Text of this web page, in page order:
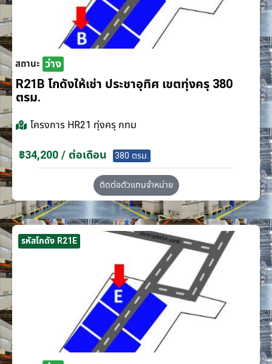
สถานะ ว่าง
R21B โกดังให้เช่า ประชาอุทิศ เขตทุ่งครุ 380
ตรม.
โครงการ HR21 ทุ่งครุ กทม
฿34,200 / ต่อเดือน 380 ตรม.
ติดต่อตัวแทนจำหน่าย
รหัสโกดัง R21E